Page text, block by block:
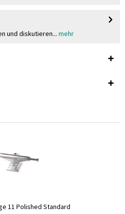
und diskutieren... mehr
11 Polished Standard